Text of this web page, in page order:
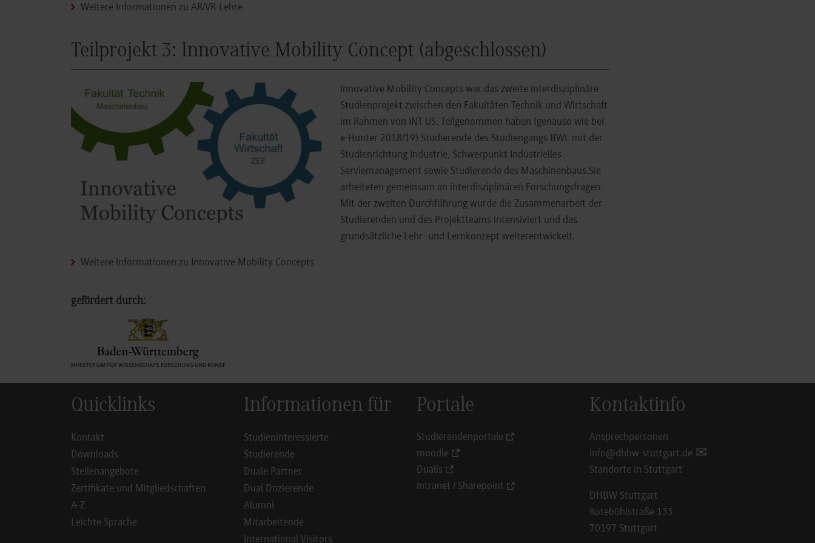
Weitere Informationen zu AR/VR-Lehre
Teilprojekt 3: Innovative Mobility Concept (abgeschlossen)
Innovative Mobility Concepts war das zweite interdisziplinäre
Studienprojekt zwischen den Fakultäten Technik und Wirtschaft
im Rahmen von INT US. Teilgenommen haben (genauso wie bei
e-Hunter 2018/19) Studierende des Studiengangs BWL mit der
Studienrichtung Industrie, Schwerpunkt Industrielles
Serviemanagement sowie Studierende des Maschinenbaus.Sie
arbeiteten gemeinsam an interdisziplinären Forschungsfragen.
Mit der zweiten Durchführung wurde die Zusammenarbeit der
Studierenden und des Projektteams intensiviert und das
grundsätzliche Lehr- und Lernkonzept weiterentwickelt.
Weitere Informationen zu Innovative Mobility Concepts
gefördert durch:
Quicklinks
Kontakt
Downloads
Stellenangebote
Zertifikate und Mitgliedschaften
A-Z
Leichte Sprache
Informationen für
Studieninteressierte
Studierende
Duale Partner
Dual Dozierende
Alumni
Mitarbeitende
International Visitors
Portale
Studierendenportale
moodle
Dualis
Intranet / Sharepoint
Kontaktinfo
Ansprechpersonen
info@dhbw-stuttgart.de
Standorte in Stuttgart
DHBW Stuttgart
Rotebühlstraße 133
70197 Stuttgart